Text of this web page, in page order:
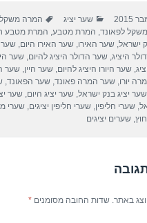
er
e קטגוריות
שער יציג תגיות
המרה משקל
לפאונד, המרת מטבע, המרת מטבע
ישראל,שער האירו,שער האירו היום,שער
היציג,שער הדולר היציג להיום,שער
,שער היורו היציג להיום,שער היין,שער
יורו,שער המרה פאונד,שער הפאונד,
שער יציג בנק ישראל,שער יציג היום,שער
,שערי חליפין,שערי חליפין יציגים,שערי
,שערים יציגים
באתר. שדות החובה מסומנים*